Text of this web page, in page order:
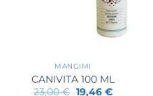
MANGIMI
CANIVITA 100 ML
23,00€ Il
19,46 €Il